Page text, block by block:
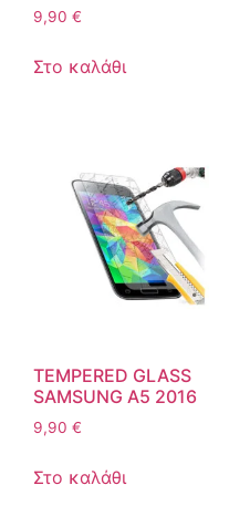
9,90 €
Στο καλάθι
TEMPERED GLASS
SAMSUNG A5 2016
9,90 €
Στο καλάθι